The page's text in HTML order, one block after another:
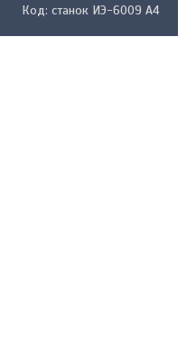
станок ИЭ-6009 А4